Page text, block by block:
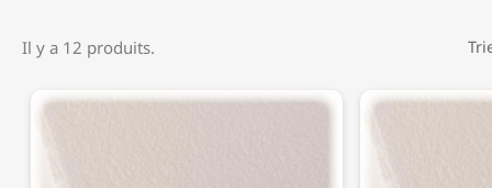
Il y a 12 produits.